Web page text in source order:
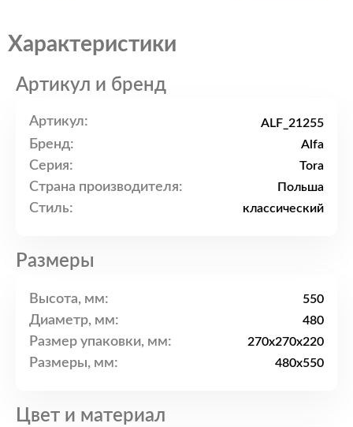
Характеристики
Артикул и бренд
Артикул: ALF_21255
Бренд: Alfa
Серия: Tora
Страна производителя: Польша
Стиль: классический
Размеры
Высота, мм: 550
Диаметр, мм: 480
Размер упаковки, мм: 270x270x220
Размеры, мм: 480x550
Цвет и материал